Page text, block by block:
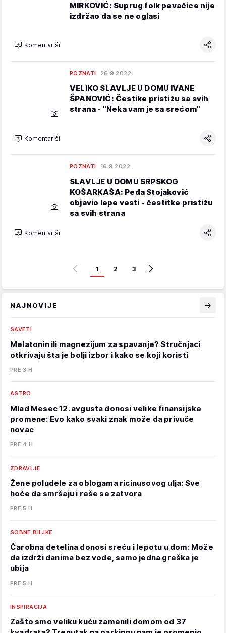
MIRKOVIĆ: Suprug folk pevačice nije
izdržao da se ne oglasi
Komentariši
POZNATI 26.9.2022.
VELIKO SLAVLJE U DOMU IVANE
ŠPANOVIĆ: Čestike pristižu sa svih
strana - "Neka vam je sa srećom"
Komentariši
POZNATI 16.9.2022.
SLAVLJE U DOMU SRPSKOG
KOŠARKAŠA: Peđa Stojaković
objavio lepe vesti - čestitke pristižu
sa svih strana
Komentariši
1 2 3
NAJNOVIJE
SAVETI
Melatonin ili magnezijum za spavanje? Stručnjaci
otkrivaju šta je bolji izbor i kako se koji koristi
PRE 3 H
ASTRO
Mlad Mesec 12. avgusta donosi velike finansijske
promene: Evo kako svaki znak može da privuče
novac
PRE 4 H
ZDRAVLJE
Žene poludele za oblogama ricinusovog ulja: Sve
hoće da smršaju i reše se zatvora
PRE 5 H
SOBNE BILJKE
Čarobna detelina donosi sreću i lepotu u dom: Može
da izdrži danima bez vode, samo jedna greška je
ubija
PRE 5 H
INSPIRACIJA
Zašto smo veliku kuću zamenili domom od 37